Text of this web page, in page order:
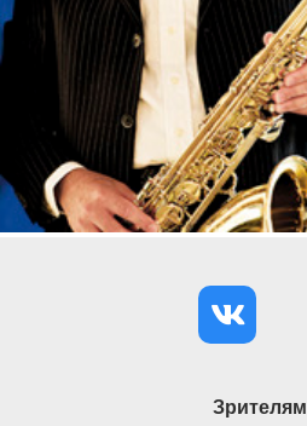
Зрителям